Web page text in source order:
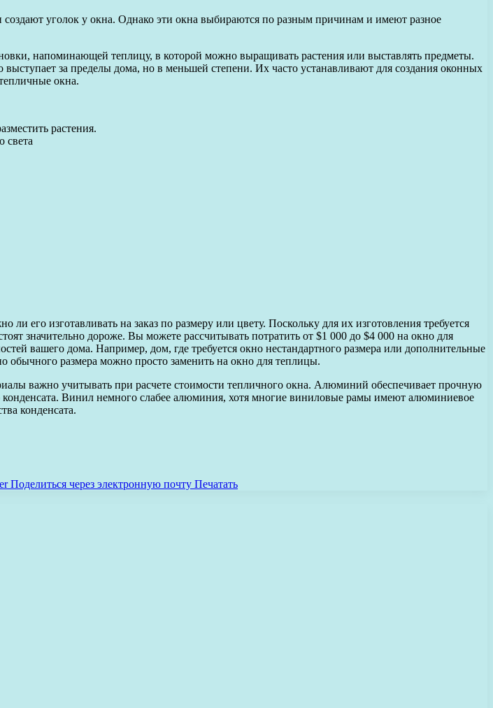
уголок у окна. Однако эти окна выбираются по разным причинам и имеют разное
напоминающей теплицу, в которой можно выращивать растения или выставлять предметы.
за пределы дома, но в меньшей степени. Их часто устанавливают для создания оконных
окна.
растения.
света
его изготавливать на заказ по размеру или цвету. Поскольку для их изготовления требуется
значительно дороже. Вы можете рассчитывать потратить от $1 000 до $4 000 на окно для
вашего дома. Например, дом, где требуется окно нестандартного размера или дополнительные
обычного размера можно просто заменить на окно для теплицы.
важно учитывать при расчете стоимости тепличного окна. Алюминий обеспечивает прочную
Винил немного слабее алюминия, хотя многие виниловые рамы имеют алюминиевое
конденсата.
Поделиться через электронную почту Печатать